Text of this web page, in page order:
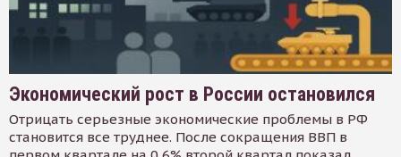
Экономический рост в России остановился
Отрицать серьезные экономические проблемы в РФ
становится все труднее. После сокращения ВВП в